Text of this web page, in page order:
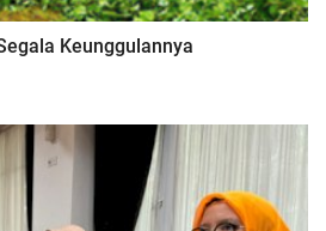
Keunggulannya